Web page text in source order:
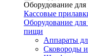
Оборудование для
Кассовые
Оборудование
пищи
Аппараты
Сковороды